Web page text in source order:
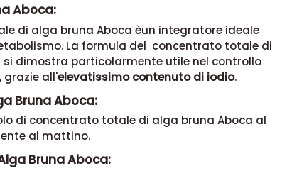
Aboca:
di alga bruna Aboca èun integratore ideale
La formula del concentrato totale di
si dimostra particolarmente utile nel controllo
grazie all'elevatissimo contenuto di iodio.
Bruna Aboca:
di concentrato totale di alga bruna Aboca al
al mattino.
Bruna Aboca: